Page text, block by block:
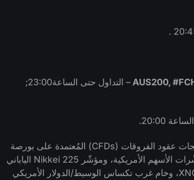
– التداول حتى الساعة23:00;
20:00.
وفي هذا الصدد، نُحيطكم علمًا بعدم توفير أسعار لمُنتَجات عقود الفروقات (CFDs) المُعتمدة على بورصة
شيكاغو التجارية CME (بما يشمل عقود فروقات مؤشّرات الأسهم الأمريكية، ومؤشّر Nikkei 225 الياباني
#J225، وزوج الغاز الطبيعي/الدولار الأمريكي XNGUSD، وخام غرب تكساس الوسيط/الدولار الأمريكي